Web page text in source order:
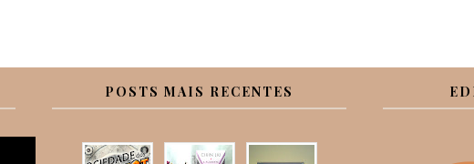
POSTS MAIS RECENTES